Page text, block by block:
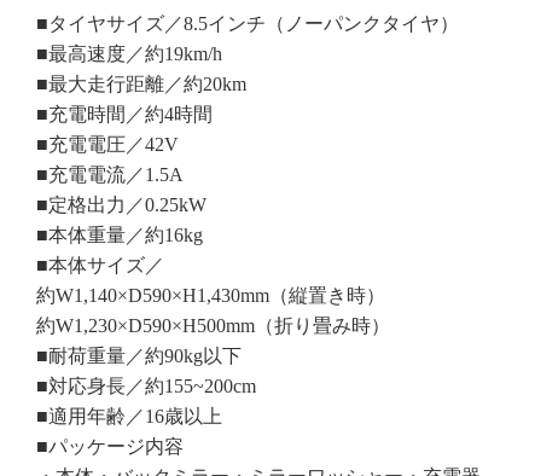
■タイヤサイズ／8.5インチ（ノーパンクタイヤ）
■最高速度／約19km/h
■最大走行距離／約20km
■充電時間／約4時間
■充電電圧／42V
■充電電流／1.5A
■定格出力／0.25kW
■本体重量／約16kg
■本体サイズ／
約W1,140×D590×H1,430mm（縦置き時）
約W1,230×D590×H500mm（折り畳み時）
■耐荷重量／約90kg以下
■対応身長／約155~200cm
■適用年齢／16歳以上
■パッケージ内容